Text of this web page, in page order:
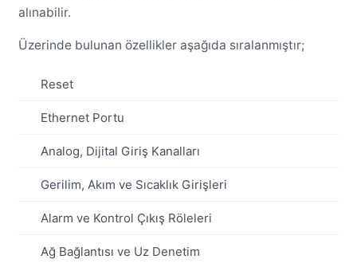
alınabilir.
Üzerinde bulunan özellikler aşağıda sıralanmıştır;
Reset
Ethernet Portu
Analog, Dijital Giriş Kanalları
Gerilim, Akım ve Sıcaklık Girişleri
Alarm ve Kontrol Çıkış Röleleri
Ağ Bağlantısı ve Uz Denetim